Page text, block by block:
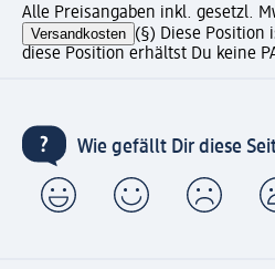
Alle Preisangaben inkl. gesetzl.
Versandkosten (§) Diese Position
diese Position erhältst Du keine
Wie gefällt Dir diese